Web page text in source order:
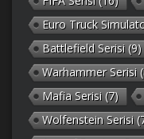
Euro Truck
Battlefield Serisi (9)
Warhammer Serisi
Mafia Serisi (7)
Wolfenstein Serisi